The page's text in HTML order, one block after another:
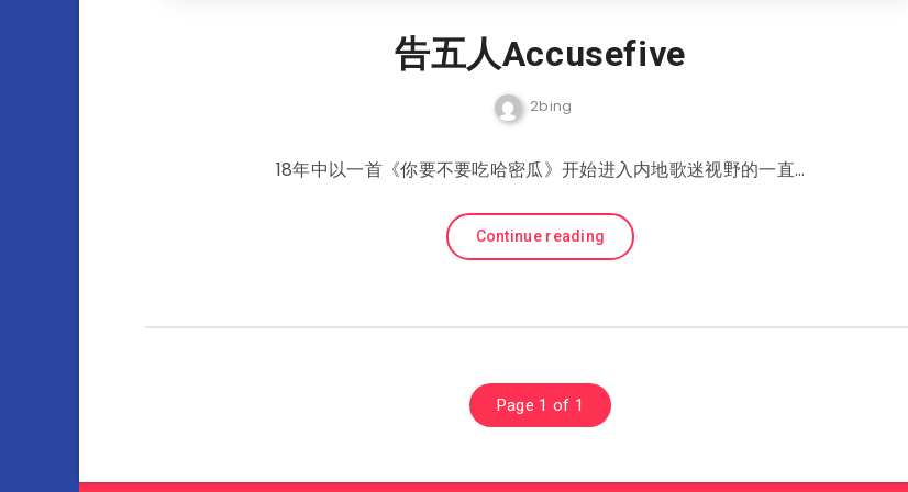
告五人Accusefive
2bing
18年中以一首《你要不要吃哈密瓜》开始进入内地歌迷视野的一直…
Continue reading
Page 1 of 1